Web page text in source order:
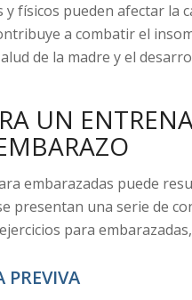
físicos pueden afectar la
a combatir el
de la madre y el
UN
embarazadas puede
presentan una serie de
para embarazadas,
PREVIVA